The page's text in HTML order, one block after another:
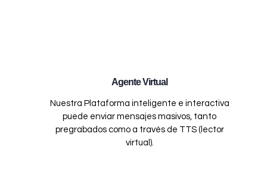
Agente Virtual
Nuestra Plataforma inteligente e interactiva
puede enviar mensajes masivos, tanto
pregrabados como a través de TTS (lector
virtual).